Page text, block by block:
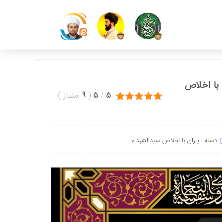
اخلاص
5
/
5
(
9 امتیاز )
دسته : یاران با اخلاص سیدالشهداء